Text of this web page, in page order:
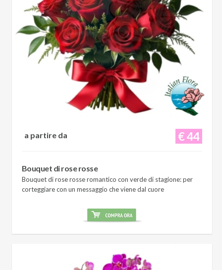
€ 44
a partire da
Bouquet di rose rosse
Bouquet di rose rosse romantico con verde di stagione: per
corteggiare con un messaggio che viene dal cuore